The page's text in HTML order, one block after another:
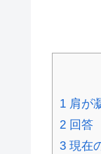
1 肩が
2 回答
3 現在